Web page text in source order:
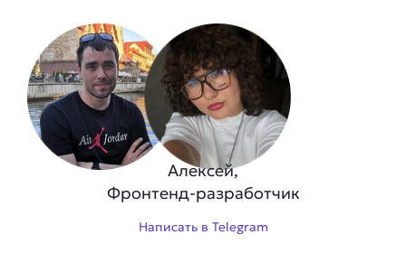
Алексей,
Фронтенд-разработчик
Написать в Telegram